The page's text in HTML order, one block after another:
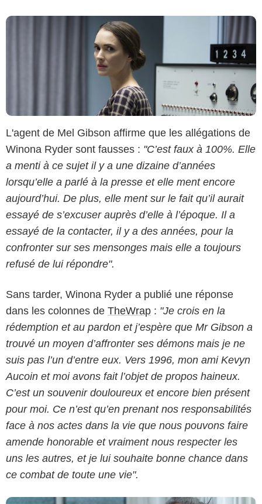
L'agent de Mel Gibson affirme que les allégations de
Winona Ryder sont fausses : "C’est faux à 100%. Elle
a menti à ce sujet il y a une dizaine d’années
lorsqu’elle a parlé à la presse et elle ment encore
aujourd’hui. De plus, elle ment sur le fait qu’il aurait
essayé de s’excuser auprès d’elle à l’époque. Il a
essayé de la contacter, il y a des années, pour la
confronter sur ses mensonges mais elle a toujours
refusé de lui répondre".
Sans tarder, Winona Ryder a publié une réponse
dans les colonnes de TheWrap : "Je crois en la
rédemption et au pardon et j’espère que Mr Gibson a
trouvé un moyen d’affronter ses démons mais je ne
suis pas l’un d’entre eux. Vers 1996, mon ami Kevyn
Aucoin et moi avons fait l’objet de propos haineux.
C’est un souvenir douloureux et encore bien présent
pour moi. Ce n’est qu’en prenant nos responsabilités
face à nos actes dans la vie que nous pouvons faire
amende honorable et vraiment nous respecter les
uns les autres, et je lui souhaite bonne chance dans
ce combat de toute une vie".